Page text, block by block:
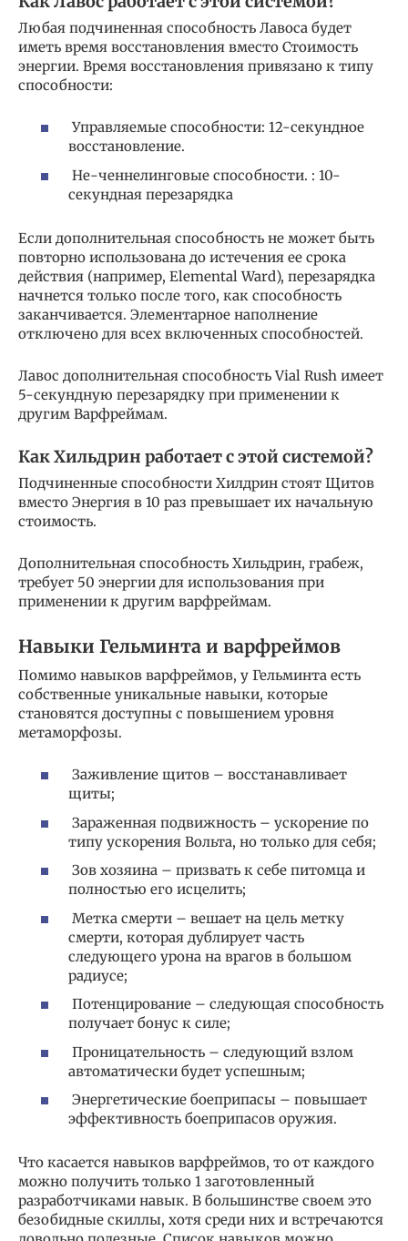
Любая подчиненная способность Лавоса будет
иметь время восстановления вместо Стоимость
энергии. Время восстановления привязано к типу
способности:
Управляемые способности: 12-секундное
восстановление.
Не-ченнелинговые способности. : 10-
секундная перезарядка
Если дополнительная способность не может быть
повторно использована до истечения ее срока
действия (например, Elemental Ward), перезарядка
начнется только после того, как способность
заканчивается. Элементарное наполнение
отключено для всех включенных способностей.
Лавос дополнительная способность Vial Rush имеет
5-секундную перезарядку при применении к
другим Варфреймам.
Как Хильдрин работает с этой системой?
Подчиненные способности Хилдрин стоят Щитов
вместо Энергия в 10 раз превышает их начальную
стоимость.
Дополнительная способность Хильдрин, грабеж,
требует 50 энергии для использования при
применении к другим варфреймам.
Навыки Гельминта и варфреймов
Помимо навыков варфреймов, у Гельминта есть
собственные уникальные навыки, которые
становятся доступны с повышением уровня
метаморфозы.
Заживление щитов – восстанавливает
щиты;
Зараженная подвижность – ускорение по
типу ускорения Вольта, но только для себя;
Зов хозяина – призвать к себе питомца и
полностью его исцелить;
Метка смерти – вешает на цель метку
смерти, которая дублирует часть
следующего урона на врагов в большом
радиусе;
Потенцирование – следующая способность
получает бонус к силе;
Проницательность – следующий взлом
автоматически будет успешным;
Энергетические боеприпасы – повышает
эффективность боеприпасов оружия.
Что касается навыков варфреймов, то от каждого
можно получить только 1 заготовленный
разработчиками навык. В большинстве своем это
безобидные скиллы, хотя среди них и встречаются